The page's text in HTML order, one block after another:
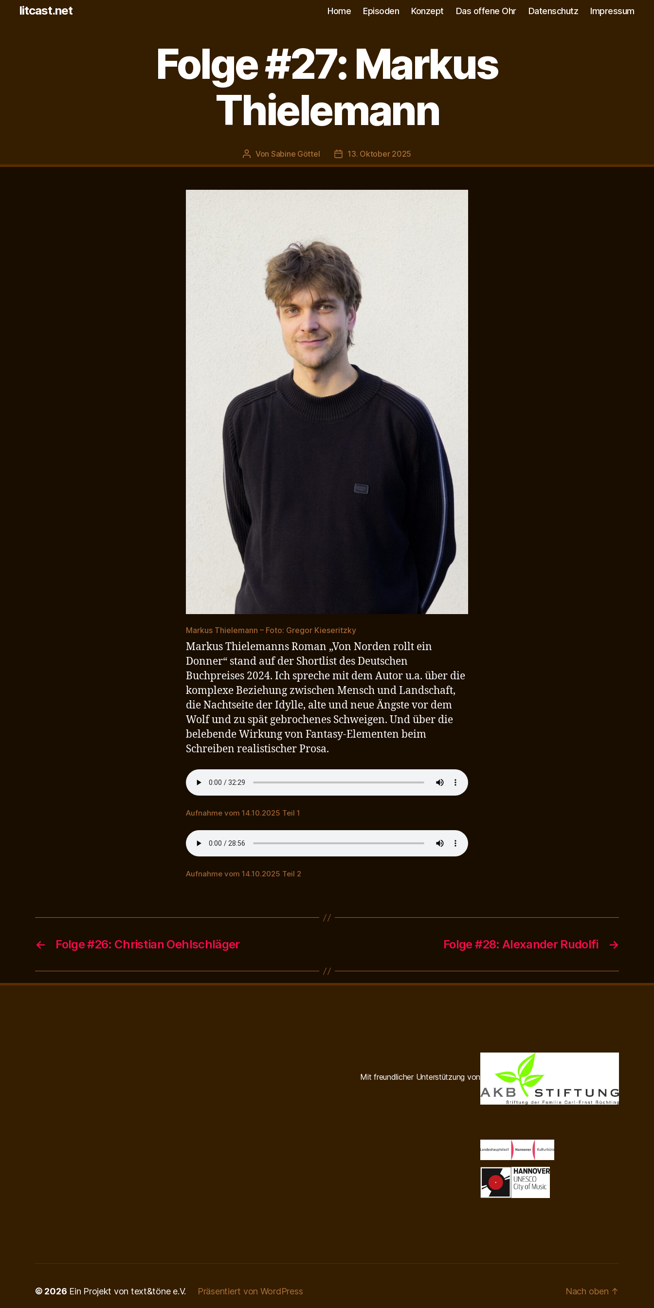
litcast.net Home Episoden Konzept Das offene Ohr Datenschutz Impressum
Folge #27: Markus
Thielemann
Beitragsautor
Von Sabine Göttel Veröffentlichungsdatum
13. Oktober 2025
Markus Thielemann – Foto: Gregor Kieseritzky
Markus Thielemanns Roman „Von Norden rollt ein
Donner“ stand auf der Shortlist des Deutschen
Buchpreises 2024. Ich spreche mit dem Autor u.a. über die
komplexe Beziehung zwischen Mensch und Landschaft,
die Nachtseite der Idylle, alte und neue Ängste vor dem
Wolf und zu spät gebrochenes Schweigen. Und über die
belebende Wirkung von Fantasy-Elementen beim
Schreiben realistischer Prosa.
Aufnahme vom 14.10.2025 Teil 1
Aufnahme vom 14.10.2025 Teil 2
← Folge #26: Christian Oehlschläger →
Folge #28: Alexander Rudolfi
Mit freundlicher Unterstützung von
© 2026 Ein Projekt von text&töne e.V. Präsentiert von WordPress Nach oben ↑